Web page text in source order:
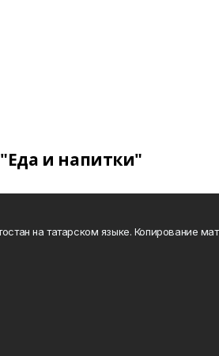
и напитки"
на татарском языке. Копирование